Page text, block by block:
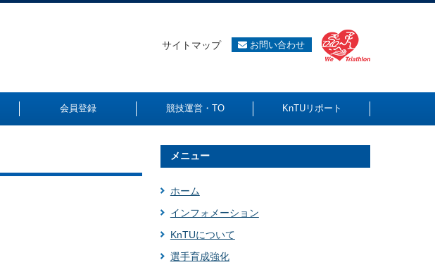
サイトマップ お問い合わせ
会員登録 競技運営・TO KnTUリポート
メニュー
ホーム
インフォメーション
KnTUについて
選手育成強化